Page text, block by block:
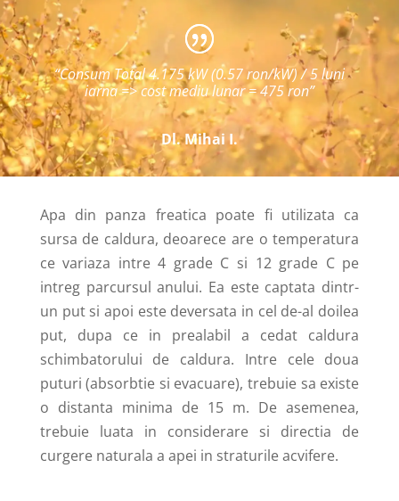
“Consum Total 4.175 kW (0.57 ron/kW) / 5 luni
iarna => cost mediu lunar = 475 ron”
Dl. Mihai I.
Apa din panza freatica poate fi utilizata ca
sursa de caldura, deoarece are o temperatura
ce variaza intre 4 grade C si 12 grade C pe
intreg parcursul anului. Ea este captata dintr-
un put si apoi este deversata in cel de-al doilea
put, dupa ce in prealabil a cedat caldura
schimbatorului de caldura. Intre cele doua
puturi (absorbtie si evacuare), trebuie sa existe
o distanta minima de 15 m. De asemenea,
trebuie luata in considerare si directia de
curgere naturala a apei in straturile acvifere.